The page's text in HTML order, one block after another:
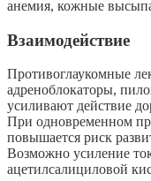
анемия, кожные
Взаимодействие
Противоглаукомные
адреноблокаторы,
усиливают действие
При одновременном
повышается риск
Возможно усиление
ацетилсалициловой